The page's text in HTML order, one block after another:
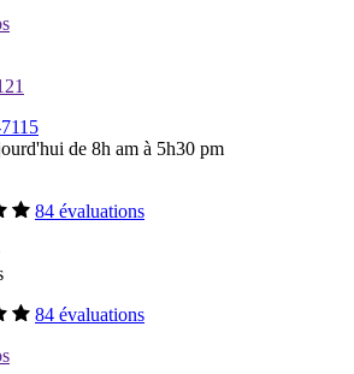
de 8h am à 5h30 pm
84 évaluations
84 évaluations